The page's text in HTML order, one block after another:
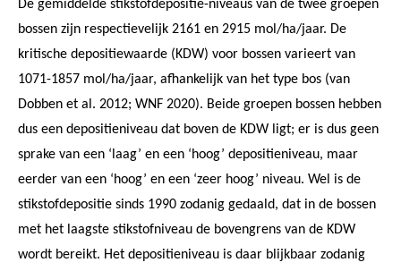
De gemiddelde stikstofdepositie-niveaus van de twee groepen
bossen zijn respectievelijk 2161 en 2915 mol/ha/jaar. De
kritische depositiewaarde (KDW) voor bossen varieert van
1071-1857 mol/ha/jaar, afhankelijk van het type bos (van
Dobben et al. 2012; WNF 2020). Beide groepen bossen hebben
dus een depositieniveau dat boven de KDW ligt; er is dus geen
sprake van een ‘laag’ en een ‘hoog’ depositieniveau, maar
eerder van een ‘hoog’ en een ‘zeer hoog’ niveau. Wel is de
stikstofdepositie sinds 1990 zodanig gedaald, dat in de bossen
met het laagste stikstofniveau de bovengrens van de KDW
wordt bereikt. Het depositieniveau is daar blijkbaar zodanig